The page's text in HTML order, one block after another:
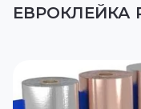
ЕВРОКЛЕЙКА